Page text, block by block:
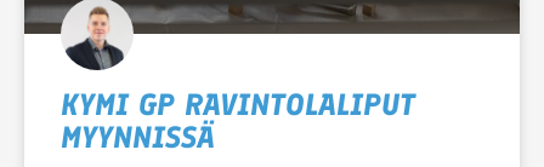
KYMI GP RAVINTOLALIPUT
MYYNNISSÄ